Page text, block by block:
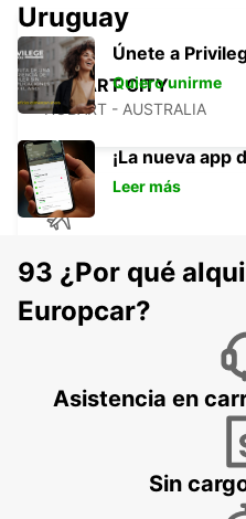
HOBART CITY
HOBART - AUSTRALIA
CAMBRIDGE - AUSTRALIA
MELBOURNE
Uruguay
Únete a
Quiero unirme
¡La nueva app
Leer más
93 ¿Por qué
Europcar?
Asistencia en
Sin